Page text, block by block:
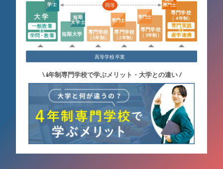
\ 4年制専門学校で学ぶメリット・大学との違い /